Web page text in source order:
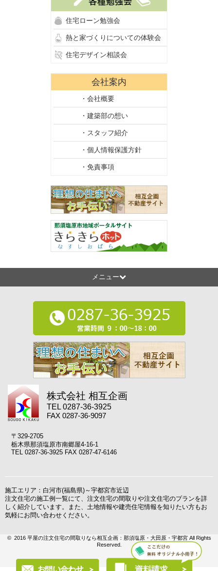
住宅ローン勉強会
熱と家づくりについての体験会
住宅デザイン相談会
会社案内
・会社概要
・建築部の想い
・スタッフ紹介
・個人情報保護方針
・免責事項
メニュー
株式会社 相互企画
TEL 0287-36-3925
FAX 0287-36-9097
〒329-2705
栃木県那須塩原市南郷屋4-16-1
TEL 0287-36-3925 FAX 0287-47-6146
施工エリア：白河市(福島県)～宇都宮市近辺
注文住宅の施工例一覧にて、注文住宅の間取りや注文住宅のプランを詳
しく紹介しています。また、土地情報や建売住宅情報を知りたい方もお
気軽にお問い合わせください。
© 2016 平屋の注文住宅の間取りなら相互企画：那須塩原・大田原・宇都宮 All Rights
Reserved.